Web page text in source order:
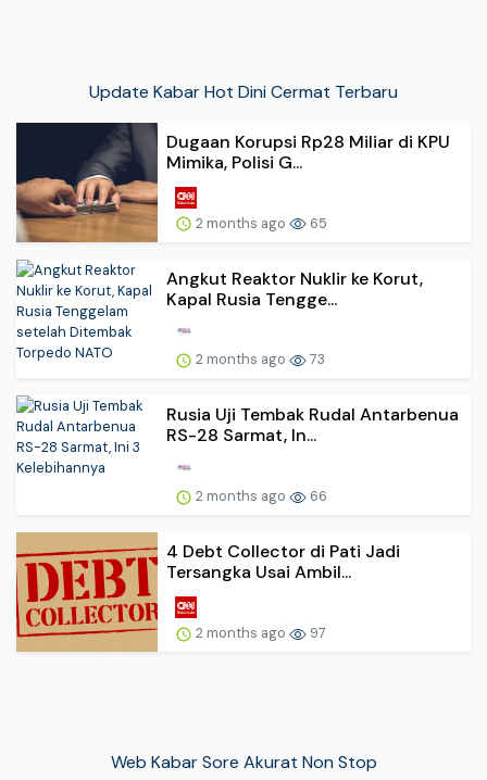
Update Kabar Hot Dini Cermat Terbaru
Dugaan Korupsi Rp28 Miliar di KPU
Mimika, Polisi G...
2 months ago 65
Angkut Reaktor Nuklir ke Korut,
Kapal Rusia Tengge...
2 months ago 73
Rusia Uji Tembak Rudal Antarbenua
RS-28 Sarmat, In...
2 months ago 66
4 Debt Collector di Pati Jadi
Tersangka Usai Ambil...
2 months ago 97
Web Kabar Sore Akurat Non Stop